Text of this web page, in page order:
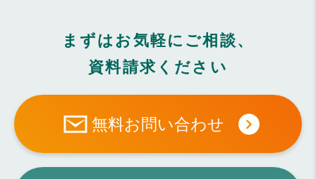
まずはお気軽にご相談、
資料請求ください
無料お問い合わせ